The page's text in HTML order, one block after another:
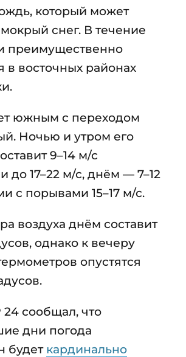
который может
снег. В течение
преимущественно
в восточных районах
южным с переходом
Ночью и утром его
9–14 м/с
до 17–22 м/с, днём — 7–12
с порывами 15–17 м/с.
воздуха днём составит
однако к вечеру
опустятся
сообщал, что
дни погода
будет кардинально